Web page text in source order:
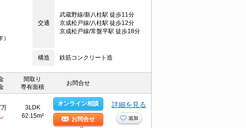
交通
武蔵野線/新八柱駅 徒歩11分
京成松戸線/八柱駅 徒歩12分
京成松戸線/常盤平駅 徒歩18分
構造 鉄筋コンクリート造
間取り
専有面積
お問合せ
万
3LDK
62.15m²
オンライン相談
お問合せ
詳細を見る
追加